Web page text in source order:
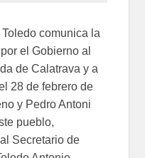
Toledo comunica la
el Gobierno al
de Calatrava y a
28 de febrero de
y Pedro Antoni
pueblo,
Secretario de